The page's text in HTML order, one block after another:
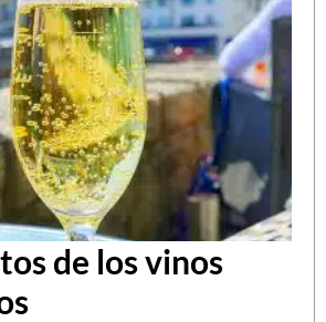
de los vinos